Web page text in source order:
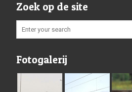
Zoek op de site
Fotogalerij